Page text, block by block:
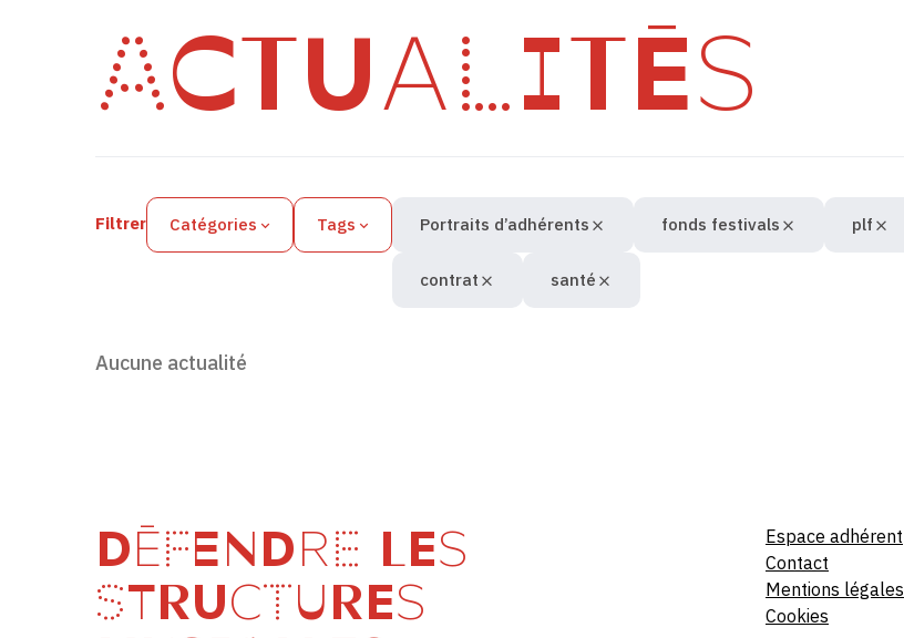
ACTUALITÉS
Filtres des actualités
Filtrer Catégories Tags Portraits d’adhérents fonds festivals plf
contrat santé
Aucune actualité
DÉFENDRE LES
STRUCTURES
Espace adhérent
Contact
Mentions légales
Cookies